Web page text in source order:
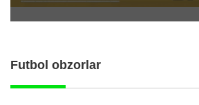
Futbol obzorlar